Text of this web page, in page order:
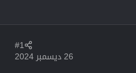
26 ديسمبر 2024
#1